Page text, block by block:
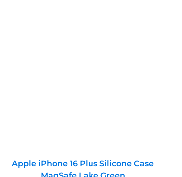
Apple iPhone 16 Plus Silicone Case